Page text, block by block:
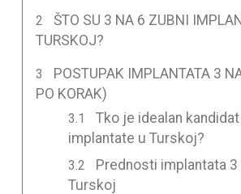
ŠTO SU 3 NA 6 ZUBNI
TURSKOJ?
POSTUPAK IMPLANTATA 3
PO KORAK)
Tko je idealan kandidat
implantate u Turskoj?
Prednosti implantata 3
Turskoj